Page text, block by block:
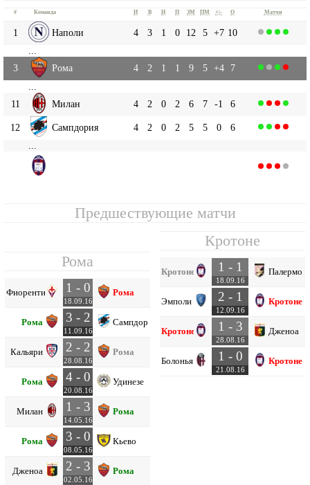
# Команда И В Н П ЗМ ПМ +|- О Матчи
1 Наполи 4 3 1 0 12 5 +7 10
3
Рома 4 2 1 1 9 5 +4
7
11
Милан 4 2 0 2 6 7 -1 6
12 Сампдория 4 2 0 2 5 5 0
6
Предшествующие матчи
Рома
Фиорентина 1 - 0
18.09.16
Рома
Рома 3 - 2
11.09.16
Сампдория
Кальяри 2 - 2
28.08.16
Рома
Рома 4 - 0
20.08.16
Удинезе
Милан 1 - 3
14.05.16
Рома
Рома 3 - 0
08.05.16
Кьево
Дженоа 2 - 3
02.05.16
Рома
Кротоне
Кротоне 1 - 1
18.09.16
Палермо
Эмполи 2 - 1
12.09.16
Кротоне
Кротоне 1 - 3
28.08.16
Дженоа
Болонья 1 - 0
21.08.16
Кротоне